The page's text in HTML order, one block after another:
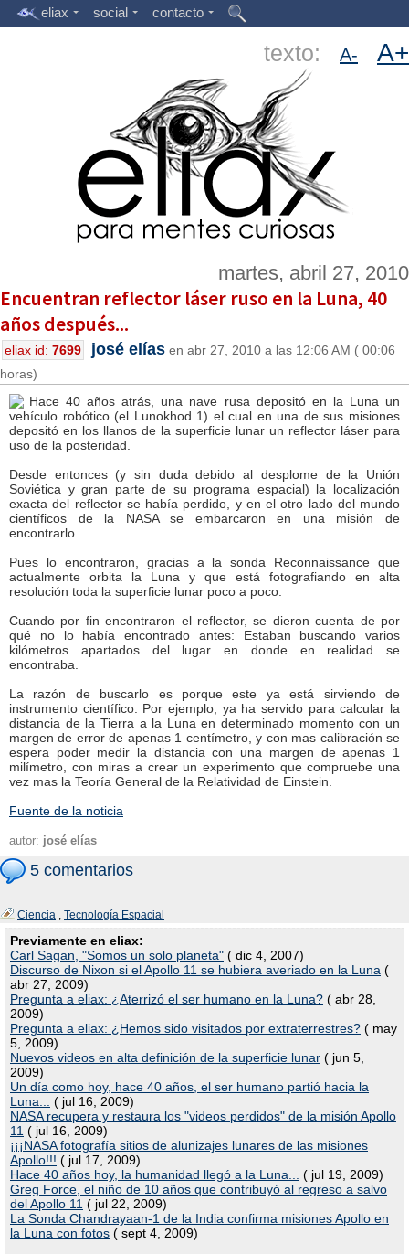
eliax social contacto
texto: A- A+
martes, abril 27, 2010
Encuentran reflector láser ruso en la Luna, 40
años después...
eliax id: 7699 josé elías en abr 27, 2010 a las 12:06 AM ( 00:06
horas)
Hace 40 años atrás, una nave rusa depositó en la Luna un
vehículo robótico (el Lunokhod 1) el cual en una de sus misiones
depositó en los llanos de la superficie lunar un reflector láser para
uso de la posteridad.
Desde entonces (y sin duda debido al desplome de la Unión
Soviética y gran parte de su programa espacial) la localización
exacta del reflector se había perdido, y en el otro lado del mundo
científicos de la NASA se embarcaron en una misión de
encontrarlo.
Pues lo encontraron, gracias a la sonda Reconnaissance que
actualmente orbita la Luna y que está fotografiando en alta
resolución toda la superficie lunar poco a poco.
Cuando por fin encontraron el reflector, se dieron cuenta de por
qué no lo había encontrado antes: Estaban buscando varios
kilómetros apartados del lugar en donde en realidad se
encontraba.
La razón de buscarlo es porque este ya está sirviendo de
instrumento científico. Por ejemplo, ya ha servido para calcular la
distancia de la Tierra a la Luna en determinado momento con un
margen de error de apenas 1 centímetro, y con mas calibración se
espera poder medir la distancia con una margen de apenas 1
milímetro, con miras a crear un experimento que compruebe una
vez mas la Teoría General de la Relatividad de Einstein.
Fuente de la noticia
autor: josé elías
5 comentarios
Ciencia , Tecnología Espacial
Previamente en eliax:
Carl Sagan, "Somos un solo planeta" ( dic 4, 2007)
Discurso de Nixon si el Apollo 11 se hubiera averiado en la Luna (
abr 27, 2009)
Pregunta a eliax: ¿Aterrizó el ser humano en la Luna? ( abr 28,
2009)
Pregunta a eliax: ¿Hemos sido visitados por extraterrestres? ( may
5, 2009)
Nuevos videos en alta definición de la superficie lunar ( jun 5,
2009)
Un día como hoy, hace 40 años, el ser humano partió hacia la
Luna...
( jul 16, 2009)
NASA recupera y restaura los "videos perdidos" de la misión Apollo
11 ( jul 16, 2009)
¡¡¡NASA fotografía sitios de alunizajes lunares de las misiones
Apollo!!! ( jul 17, 2009)
Hace 40 años hoy, la humanidad llegó a la Luna...
( jul 19, 2009)
Greg Force, el niño de 10 años que contribuyó al regreso a salvo
del Apollo 11 ( jul 22, 2009)
La Sonda Chandrayaan-1 de la India confirma misiones Apollo en
la Luna con fotos ( sept 4, 2009)